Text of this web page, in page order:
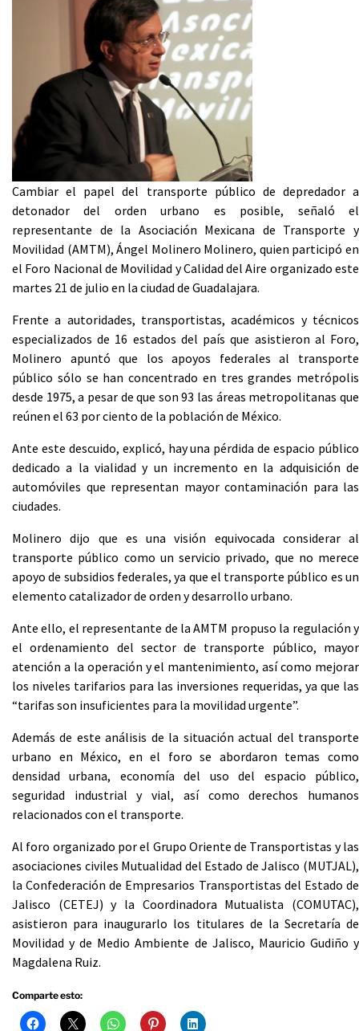
Cambiar el papel del transporte público de depredador a
detonador del orden urbano es posible, señaló el
representante de la Asociación Mexicana de Transporte y
Movilidad (AMTM), Ángel Molinero Molinero, quien participó en
el Foro Nacional de Movilidad y Calidad del Aire organizado este
martes 21 de julio en la ciudad de Guadalajara.
Frente a autoridades, transportistas, académicos y técnicos
especializados de 16 estados del país que asistieron al Foro,
Molinero apuntó que los apoyos federales al transporte
público sólo se han concentrado en tres grandes metrópolis
desde 1975, a pesar de que son 93 las áreas metropolitanas que
reúnen el 63 por ciento de la población de México.
Ante este descuido, explicó, hay una pérdida de espacio público
dedicado a la vialidad y un incremento en la adquisición de
automóviles que representan mayor contaminación para las
ciudades.
Molinero dijo que es una visión equivocada considerar al
transporte público como un servicio privado, que no merece
apoyo de subsidios federales, ya que el transporte público es un
elemento catalizador de orden y desarrollo urbano.
Ante ello, el representante de la AMTM propuso la regulación y
el ordenamiento del sector de transporte público, mayor
atención a la operación y el mantenimiento, así como mejorar
los niveles tarifarios para las inversiones requeridas, ya que las
“tarifas son insuficientes para la movilidad urgente”.
Además de este análisis de la situación actual del transporte
urbano en México, en el foro se abordaron temas como
densidad urbana, economía del uso del espacio público,
seguridad industrial y vial, así como derechos humanos
relacionados con el transporte.
Al foro organizado por el Grupo Oriente de Transportistas y las
asociaciones civiles Mutualidad del Estado de Jalisco (MUTJAL),
la Confederación de Empresarios Transportistas del Estado de
Jalisco (CETEJ) y la Coordinadora Mutualista (COMUTAC),
asistieron para inaugurarlo los titulares de la Secretaría de
Movilidad y de Medio Ambiente de Jalisco, Mauricio Gudiño y
Magdalena Ruiz.
Comparte esto: